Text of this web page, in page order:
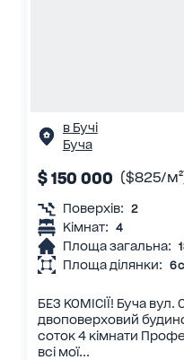
в Бучі
Буча
$ 150 000 ($825/
Поверхів: 2
Кімнат: 4
Площа загальна:
Площа ділянки: 6
БЕЗ КОМІСІЇ! Буча
двоповерховий
соток 4 кімнати
всі мої...